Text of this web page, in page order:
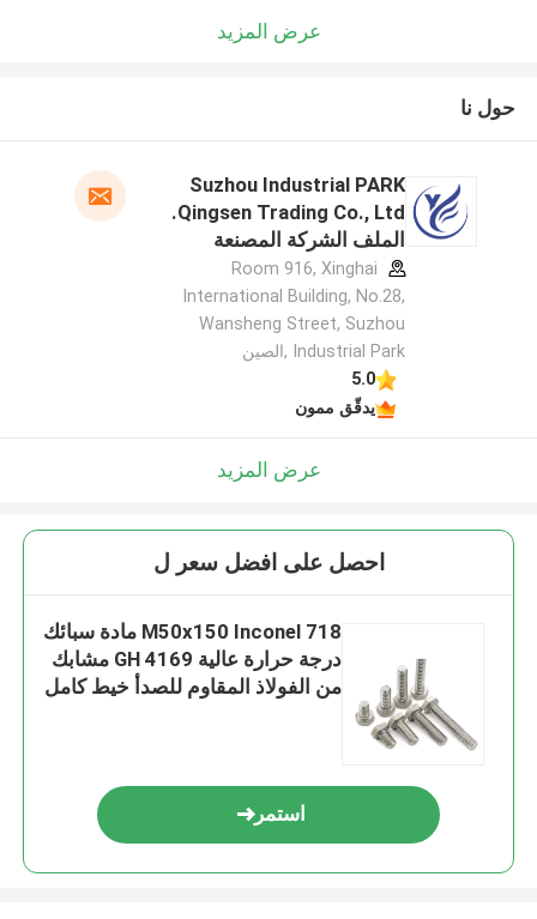
عرض المزيد
حول نا
Suzhou Industrial PARK
Qingsen Trading Co., Ltd.
الملف الشركة المصنعة
Room 916, Xinghai
International Building, No.28,
Wansheng Street, Suzhou
Industrial Park ,الصين
5.0
يدقّق ممون
عرض المزيد
احصل على افضل سعر ل
M50x150 Inconel 718 مادة سبائك
درجة حرارة عالية GH 4169 مشابك
من الفولاذ المقاوم للصدأ خيط كامل
استمر